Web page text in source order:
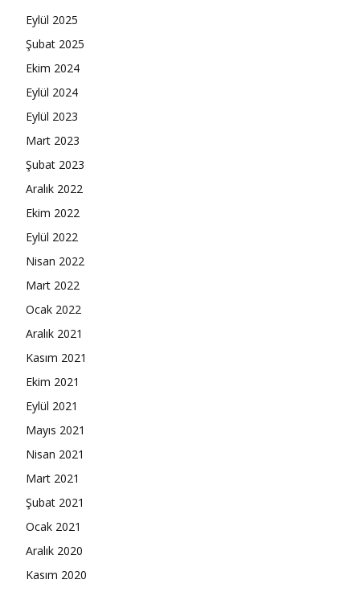
Eylül 2025
Şubat 2025
Ekim 2024
Eylül 2024
Eylül 2023
Mart 2023
Şubat 2023
Aralık 2022
Ekim 2022
Eylül 2022
Nisan 2022
Mart 2022
Ocak 2022
Aralık 2021
Kasım 2021
Ekim 2021
Eylül 2021
Mayıs 2021
Nisan 2021
Mart 2021
Şubat 2021
Ocak 2021
Aralık 2020
Kasım 2020